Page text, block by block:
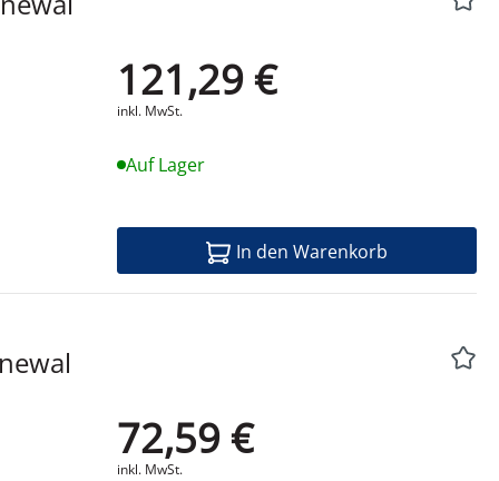
121,29 €
inkl. MwSt.
Auf Lager
In den Warenkorb
72,59 €
inkl. MwSt.